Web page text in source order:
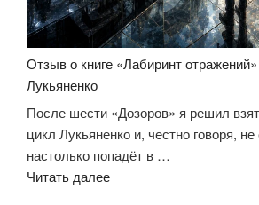
Отзыв о книге «Лабиринт
Лукьяненко
После шести «Дозоров» я решил
цикл Лукьяненко и, честно говоря,
настолько попадёт в …
Читать далее«Отзыв